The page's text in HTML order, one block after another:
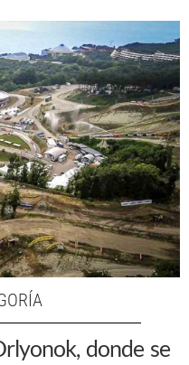
donde se